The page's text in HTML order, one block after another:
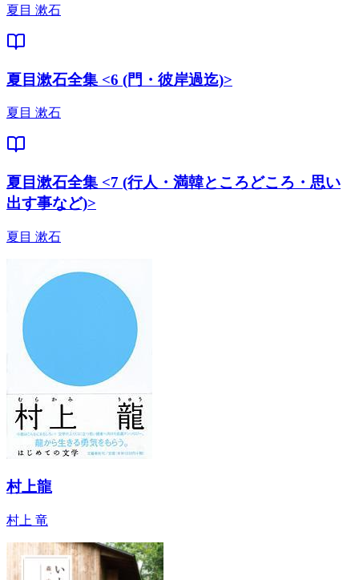
夏目 漱石
夏目漱石全集 <6 (門・彼岸過迄)>
夏目 漱石
夏目漱石全集 <7 (行人・満韓ところどころ・思い
出す事など)>
夏目 漱石
村上龍
村上 竜